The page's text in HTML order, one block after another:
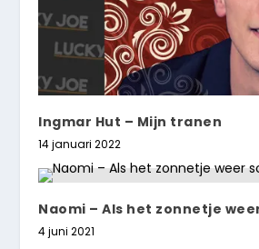
Ingmar Hut – Mijn tranen
14 januari 2022
Naomi – Als het zonnetje
4 juni 2021